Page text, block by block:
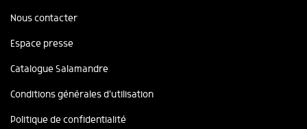
Nous contacter
Espace presse
Catalogue Salamandre
Conditions générales d'utilisation
Politique de confidentialité